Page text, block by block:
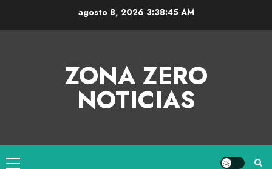
agosto 8, 2026 3:38:46 AM
ZONA ZERO
NOTICIAS